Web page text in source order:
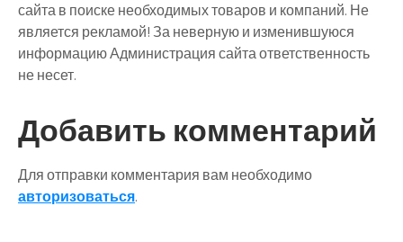
сайта в поиске необходимых товаров и компаний. Не
является рекламой! За неверную и изменившуюся
информацию Администрация сайта ответственность
не несет.
Добавить комментарий
Для отправки комментария вам необходимо
авторизоваться.